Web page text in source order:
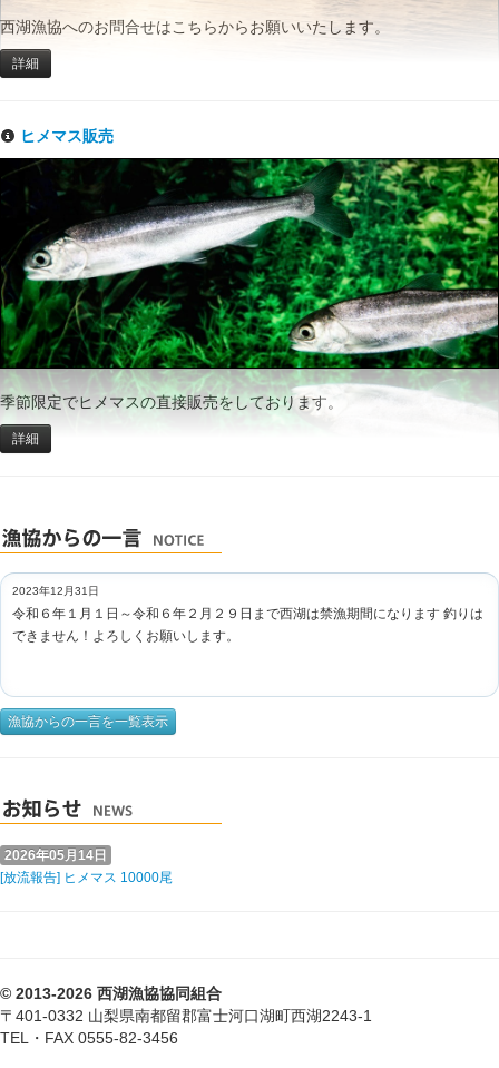
西湖漁協へのお問合せはこちらからお願いいたします。
詳細
ヒメマス販売
季節限定でヒメマスの直接販売をしております。
詳細
2023年12月31日
令和６年１月１日～令和６年２月２９日まで西湖は禁漁期間になります 釣りは
できません！よろしくお願いします。
漁協からの一言を一覧表示
2026年05月14日
[放流報告] ヒメマス 10000尾
© 2013-2026 西湖漁協協同組合
〒401-0332 山梨県南都留郡富士河口湖町西湖2243-1
TEL・FAX 0555-82-3456